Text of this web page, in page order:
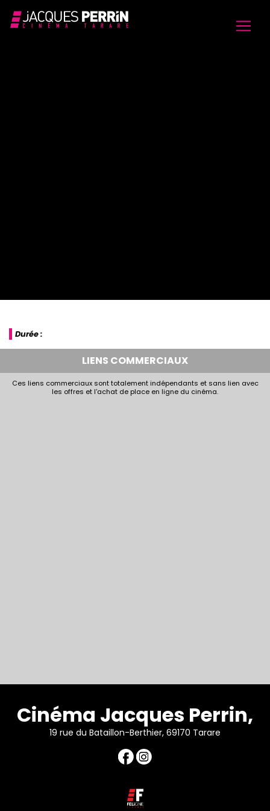
Durée :
LIENS COMMERCIAUX
Ces liens commerciaux sont totalement indépendants et sans lien avec
les offres et l'achat de place en ligne du cinéma.
Cinéma Jacques Perrin,
19 rue du Bataillon-Berthier, 69170 Tarare